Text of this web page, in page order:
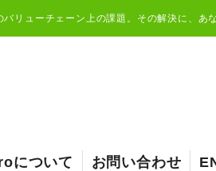
リューチェーン上の課題。その解決に、あ
について お問い合わせ